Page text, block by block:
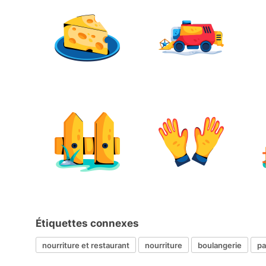
Étiquettes connexes
nourriture et restaurant nourriture boulangerie